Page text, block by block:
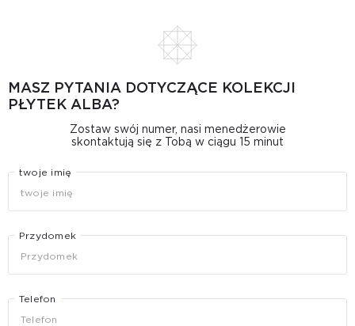
MASZ PYTANIA DOTYCZĄCE KOLEKCJI
PŁYTEK ALBA?
Zostaw swój numer, nasi menedżerowie
skontaktują się z Tobą w ciągu 15 minut
twoje imię
Przydomek
Telefon